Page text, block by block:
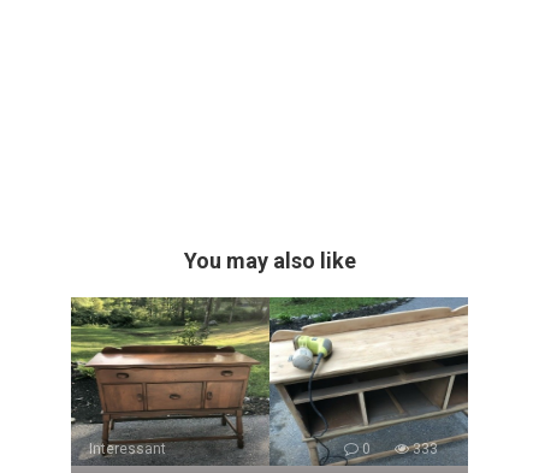
You may also like
Interessant 0 333